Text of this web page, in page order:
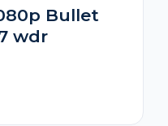
Bullet
wdr